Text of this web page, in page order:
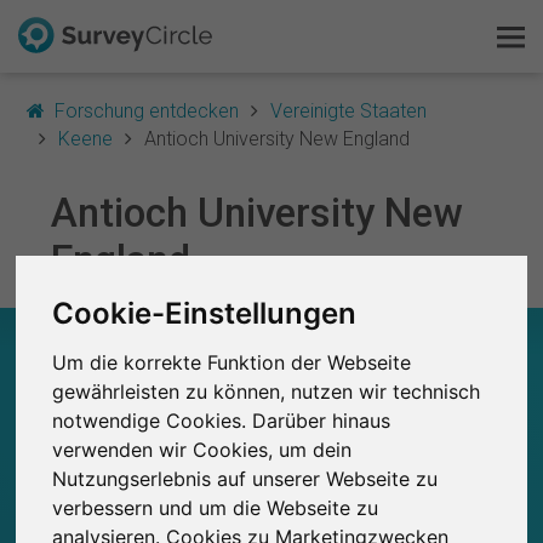
Cookie-Einstellungen
Um die korrekte Funktion der Webseite
gewährleisten zu können, nutzen wir technisch
notwendige Cookies. Darüber hinaus
verwenden wir Cookies, um dein
Nutzungserlebnis auf unserer Webseite zu
verbessern und um die Webseite zu
analysieren. Cookies zu Marketingzwecken
Forschung entdecken
Vereinigte Staaten
Keene
Antioch University New England
Antioch University New
England
EINEN BLICK
0
Bisher bei SurveyCircle veröffentlichte
Studien
0
Aktuell bei SurveyCircle veröffentlichte
Studien
Das ist SurveyCircle
Survey Ranking
Forschung entdecken
FAQ
Kostenlos registrieren
Anmelden